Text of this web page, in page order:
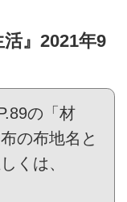
活』2021年9
の「材
の布地名と
くは、